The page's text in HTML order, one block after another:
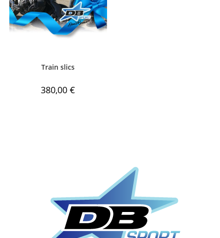
Train slics
380,00€